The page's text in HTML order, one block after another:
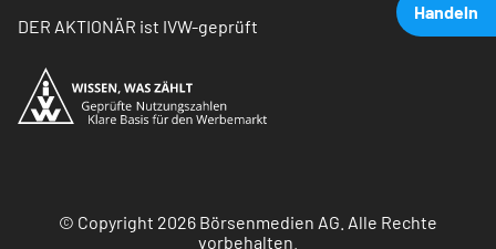
Handeln
DER AKTIONÄR ist IVW-geprüft
© Copyright 2026 Börsenmedien AG. Alle Rechte
vorbehalten.